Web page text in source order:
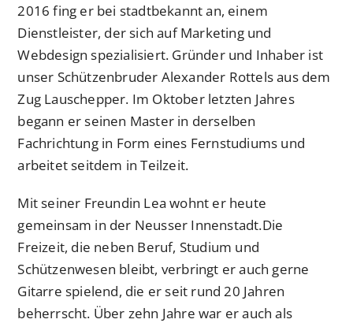
2016 fing er bei stadtbekannt an, einem
Dienstleister, der sich auf Marketing und
Webdesign spezialisiert. Gründer und Inhaber ist
unser Schützenbruder Alexander Rottels aus dem
Zug Lauschepper. Im Oktober letzten Jahres
begann er seinen Master in derselben
Fachrichtung in Form eines Fernstudiums und
arbeitet seitdem in Teilzeit.
Mit seiner Freundin Lea wohnt er heute
gemeinsam in der Neusser Innenstadt.Die
Freizeit, die neben Beruf, Studium und
Schützenwesen bleibt, verbringt er auch gerne
Gitarre spielend, die er seit rund 20 Jahren
beherrscht. Über zehn Jahre war er auch als